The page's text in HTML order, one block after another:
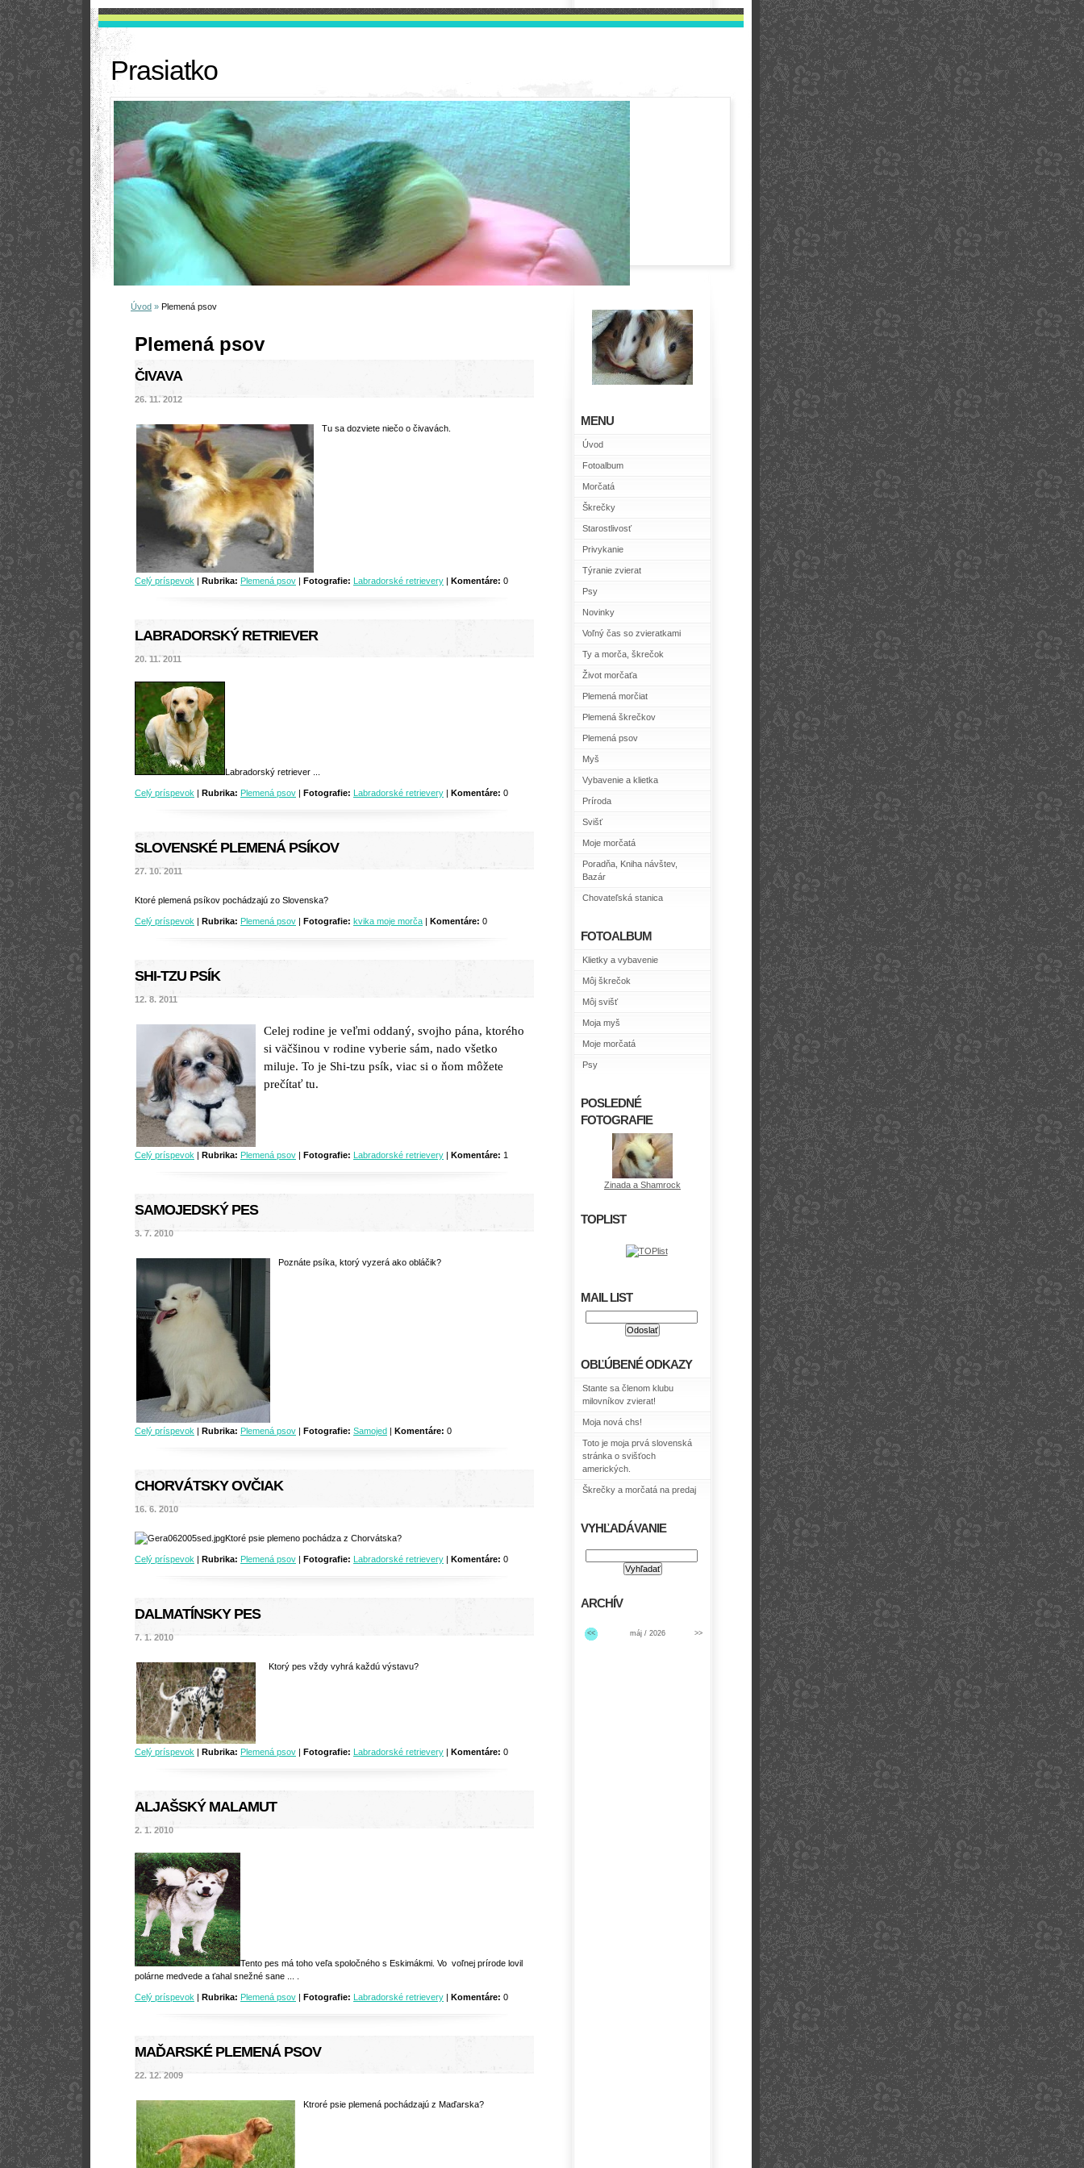
Prasiatko
Úvod » Plemená psov
Plemená psov
ČIVAVA
26. 11. 2012
Tu sa dozviete niečo o čivavách.
Celý príspevok | Rubrika: Plemená psov | Fotografie: Labradorské retrievery | Komentáre: 0
LABRADORSKÝ RETRIEVER
20. 11. 2011
Labradorský retriever ...
Celý príspevok | Rubrika: Plemená psov | Fotografie: Labradorské retrievery | Komentáre: 0
SLOVENSKÉ PLEMENÁ PSÍKOV
27. 10. 2011
Ktoré plemená psíkov pochádzajú zo Slovenska?
Celý príspevok | Rubrika: Plemená psov | Fotografie: kvika moje morča | Komentáre: 0
SHI-TZU PSÍK
12. 8. 2011
Celej rodine je veľmi oddaný, svojho pána, ktorého
si väčšinou v rodine vyberie sám, nado všetko
miluje. To je Shi-tzu psík, viac si o ňom môžete
prečítať tu.
Celý príspevok | Rubrika: Plemená psov | Fotografie: Labradorské retrievery | Komentáre: 1
SAMOJEDSKÝ PES
3. 7. 2010
Poznáte psíka, ktorý vyzerá ako obláčik?
Celý príspevok | Rubrika: Plemená psov | Fotografie: Samojed | Komentáre: 0
CHORVÁTSKY OVČIAK
16. 6. 2010
Ktoré psie plemeno pochádza z Chorvátska?
Celý príspevok | Rubrika: Plemená psov | Fotografie: Labradorské retrievery | Komentáre: 0
DALMATÍNSKY PES
7. 1. 2010
Ktorý pes vždy vyhrá každú výstavu?
Celý príspevok | Rubrika: Plemená psov | Fotografie: Labradorské retrievery | Komentáre: 0
ALJAŠSKÝ MALAMUT
2. 1. 2010
Tento pes má toho veľa spoločného s Eskimákmi. Vo voľnej prírode lovil
polárne medvede a ťahal snežné sane ... .
Celý príspevok | Rubrika: Plemená psov | Fotografie: Labradorské retrievery | Komentáre: 0
MAĎARSKÉ PLEMENÁ PSOV
22. 12. 2009
Ktroré psie plemená pochádzajú z Maďarska?
MENU
Úvod
Fotoalbum
Morčatá
Škrečky
Starostlivosť
Privykanie
Týranie zvierat
Psy
Novinky
Voľný čas so zvieratkami
Ty a morča, škrečok
Život morčaťa
Plemená morčiat
Plemená škrečkov
Plemená psov
Myš
Vybavenie a klietka
Príroda
Svišť
Moje morčatá
Poradňa, Kniha návštev,
Bazár
Chovateľská stanica
FOTOALBUM
Klietky a vybavenie
Môj škrečok
Môj svišť
Moja myš
Moje morčatá
Psy
POSLEDNÉ
FOTOGRAFIE
Zinada a Shamrock
TOPLIST
MAIL LIST
OBĽÚBENÉ ODKAZY
Stante sa členom klubu
milovníkov zvierat!
Moja nová chs!
Toto je moja prvá slovenská
stránka o svišťoch
amerických.
Škrečky a morčatá na predaj
VYHĽADÁVANIE
ARCHÍV
<< máj / 2026 >>